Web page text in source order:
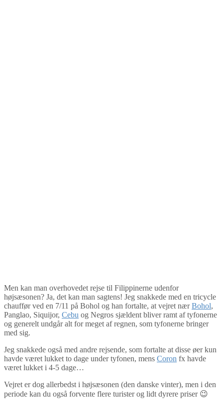
Men kan man overhovedet rejse til Filippinerne udenfor
højsæsonen? Ja, det kan man sagtens! Jeg snakkede med en tricycle
chauffør ved en 7/11 på Bohol og han fortalte, at vejret nærBohol,
Panglao, Siquijor, Cebu og Negros sjældent bliver ramt af tyfonerne
og generelt undgår alt for meget af regnen, som tyfonerne bringer
med sig.
Jeg snakkede også med andre rejsende, som fortalte at disse øer kun
havde været lukket to dage under tyfonen, mens Coron fx havde
været lukket i 4-5 dage…
Vejret er dog allerbedst i højsæsonen (den danske vinter), men i den
periode kan du også forvente flere turister og lidt dyrere priser 😉